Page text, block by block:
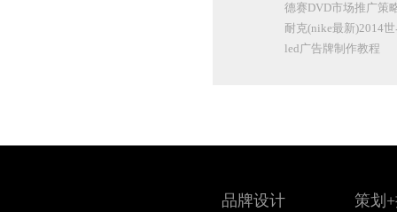
德赛DVD市场推广策
耐克(nike最新)2014
led广告牌制作教程
品牌设计 策划